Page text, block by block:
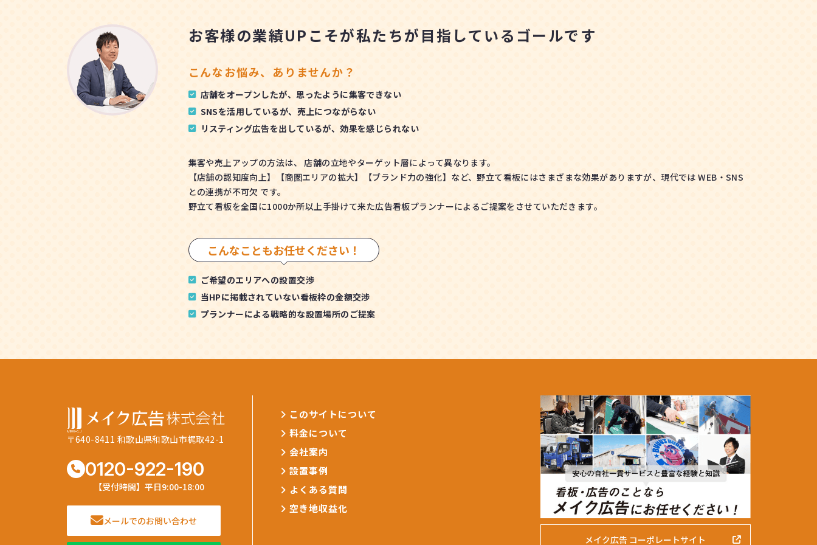
お客様の業績UPこそが私たちが目指しているゴールです
こんなお悩み、ありませんか？
店舗をオープンしたが、思ったように集客できない
SNSを活用しているが、売上につながらない
リスティング広告を出しているが、効果を感じられない
集客や売上アップの方法は、 店舗の立地やターゲット層によって異なります。
【店舗の認知度向上】【商圏エリアの拡大】【ブランド力の強化】など、野立て看板にはさまざまな効果がありますが、現代では WEB・SNS
との連携が不可欠 です。
野立て看板を全国に1000か所以上手掛けて来た広告看板プランナーによるご提案をさせていただきます。
こんなこともお任せください！
ご希望のエリアへの設置交渉
当HPに掲載されていない看板枠の金額交渉
プランナーによる戦略的な設置場所のご提案
〒640-8411 和歌山県和歌山市梶取42-1
0120-922-190
【受付時間】平日9:00-18:00
メールでのお問い合わせ
このサイトについて
料金について
会社案内
設置事例
よくある質問
空き地収益化
メイク広告 コーポレートサイト